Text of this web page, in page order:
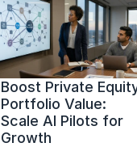
Boost Private
Portfolio Value:
Scale AI Pilots for
Growth